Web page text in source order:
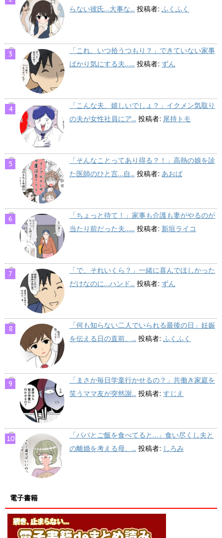
らない彼氏…大事な... 投稿者: ふくふく
「これ、いつ拾うつもり？」できていない家事
ばかり気にする夫…... 投稿者: ずん
「こんな夫、嬉しいでしょ？」イクメン気取り
の夫が女性社員にア... 投稿者: 尾持トモ
「そんなことってあり得る？！」高熱の娘を診
た医師のひと言…自... 投稿者: あおば
「ちょっと待て！」家事も介護も妻がやるのが
当たり前だった夫…... 投稿者: 新垣ライコ
「で、それいくら？」一緒に喜んでほしかった
だけなのに…ハンド... 投稿者: ずん
「何も知らない二人でいられる最後の日」妊娠
を伝える日の直前、... 投稿者: ふくふく
「まさか毎日学童行かせるの？」共働き家庭を
笑うママ友が突然謝... 投稿者: すじえ
「パパとご飯を食べてると…」食い尽くし夫と
の離婚を考える母、... 投稿者: しろみ
電子書籍